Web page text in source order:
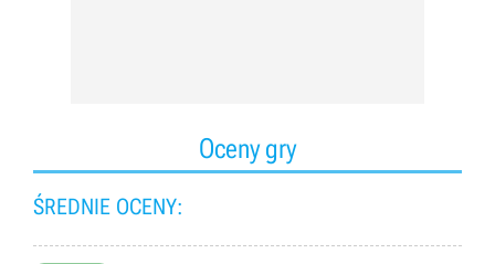
Oceny gry
ŚREDNIE OCENY: